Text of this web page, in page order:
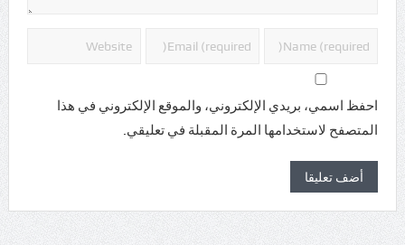
احفظ اسمي، بريدي الإلكتروني، والموقع الإلكتروني في هذا
المتصفح لاستخدامها المرة المقبلة في تعليقي.